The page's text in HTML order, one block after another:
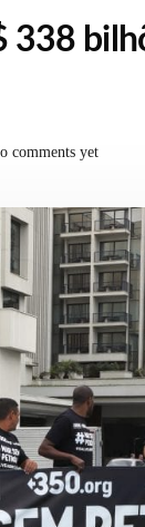
338
comments yet